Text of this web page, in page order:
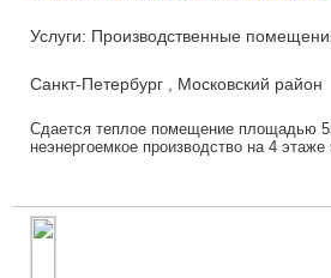
Услуги: Производственные
Санкт-Петербург , Московский район
Сдается теплое помещение площадью
неэнергоемкое производство на 4